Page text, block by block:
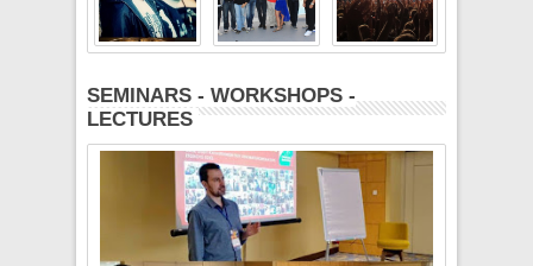
SEMINARS - WORKSHOPS -
LECTURES